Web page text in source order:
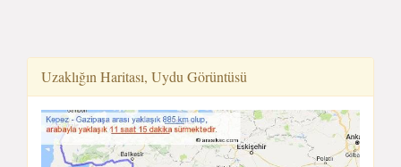
Uzaklığın Haritası, Uydu Görüntüsü